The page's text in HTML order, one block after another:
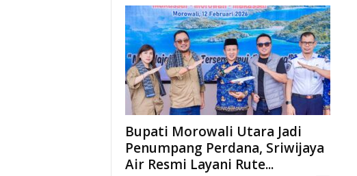
Bupati Morowali Utara Jadi
Penumpang Perdana, Sriwijaya
Air Resmi Layani Rute...